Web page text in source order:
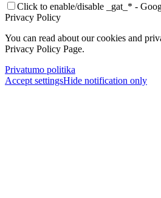
Click to enable/disable _gat_* -
Privacy Policy
You can read about our cookies and
Privacy Policy Page.
Privatumo politika
Accept settingsHide notification only